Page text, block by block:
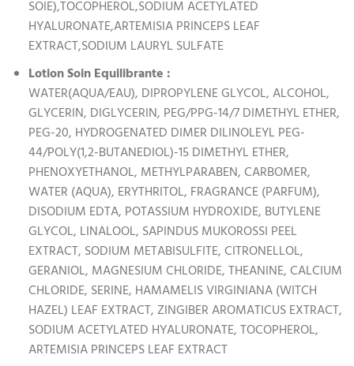
SOIE),TOCOPHEROL,SODIUM ACETYLATED
HYALURONATE,ARTEMISIA PRINCEPS LEAF
EXTRACT,SODIUM LAURYL SULFATE
Lotion Soin Equilibrante :
WATER(AQUA/EAU), DIPROPYLENE GLYCOL, ALCOHOL,
GLYCERIN, DIGLYCERIN, PEG/PPG-14/7 DIMETHYL ETHER,
PEG-20, HYDROGENATED DIMER DILINOLEYL PEG-
44/POLY(1,2-BUTANEDIOL)-15 DIMETHYL ETHER,
PHENOXYETHANOL, METHYLPARABEN, CARBOMER,
WATER (AQUA), ERYTHRITOL, FRAGRANCE (PARFUM),
DISODIUM EDTA, POTASSIUM HYDROXIDE, BUTYLENE
GLYCOL, LINALOOL, SAPINDUS MUKOROSSI PEEL
EXTRACT, SODIUM METABISULFITE, CITRONELLOL,
GERANIOL, MAGNESIUM CHLORIDE, THEANINE, CALCIUM
CHLORIDE, SERINE, HAMAMELIS VIRGINIANA (WITCH
HAZEL) LEAF EXTRACT, ZINGIBER AROMATICUS EXTRACT,
SODIUM ACETYLATED HYALURONATE, TOCOPHEROL,
ARTEMISIA PRINCEPS LEAF EXTRACT